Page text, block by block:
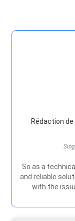
Rédaction
So as a
and reliable
with the